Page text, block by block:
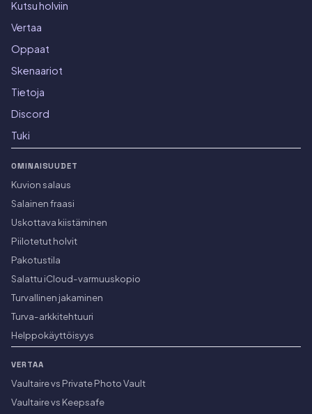
Kutsu holviin
Vertaa
Oppaat
Skenaariot
Tietoja
Discord
Tuki
OMINAISUUDET
Kuvion salaus
Salainen fraasi
Uskottava kiistäminen
Piilotetut holvit
Pakotustila
Salattu iCloud-varmuuskopio
Turvallinen jakaminen
Turva-arkkitehtuuri
Helppokäyttöisyys
VERTAA
Vaultaire vs Private Photo Vault
Vaultaire vs Keepsafe